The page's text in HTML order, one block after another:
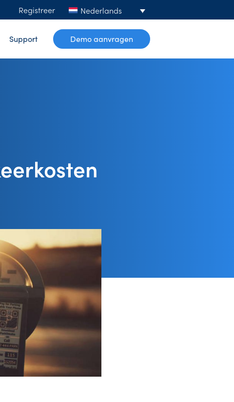
Registreer Nederlands
Support Demo aanvragen